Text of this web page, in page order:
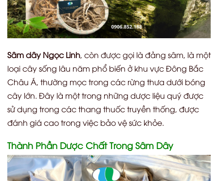
Sâm dây Ngọc Linh, còn được gọi là đảng sâm, là một
loại cây sống lâu năm phổ biến ở khu vực Đông Bắc
Châu Á, thường mọc trong các rừng thưa dưới bóng
cây lớn. Đây là một trong những dược liệu quý được
sử dụng trong các thang thuốc truyền thống, được
đánh giá cao trong việc bảo vệ sức khỏe.
Thành Phần Dược Chất Trong Sâm Dây